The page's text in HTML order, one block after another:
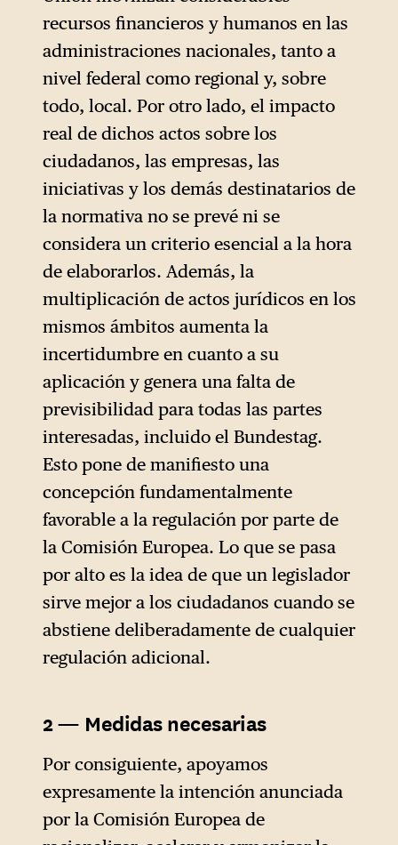
presidenta de la Comisión,
Ursula von der Leyen, inició
su segundo mandato con un
programa de simplificación
sistemática y de reducción
deliberada de la ambición
regulatoria de la Unión,
presentado como una
respuesta a las
preocupaciones de las
empresas y los Estados
miembros. Los resultados han
sido radicales: se han
debilitado las normas en
materia de sostenibilidad
empresarial y de diligencia
debida; se han ampliado los
plazos relativos a la venta de
vehículos con motores de
combustión; se han aplazado
o restringido las normas
relativas a la restauración de
la naturaleza y la
deforestación; y se ha
riesgo de desmantelar las
mismas normas que han
convertido a Europa en la
referencia mundial en materia
recursos financieros y humanos en las
administraciones nacionales, tanto a
nivel federal como regional y, sobre
todo, local. Por otro lado, el impacto
real de dichos actos sobre los
ciudadanos, las empresas, las
iniciativas y los demás destinatarios de
la normativa no se prevé ni se
considera un criterio esencial a la hora
de elaborarlos. Además, la
multiplicación de actos jurídicos en los
mismos ámbitos aumenta la
incertidumbre en cuanto a su
aplicación y genera una falta de
previsibilidad para todas las partes
interesadas, incluido el Bundestag.
Esto pone de manifiesto una
concepción fundamentalmente
favorable a la regulación por parte de
la Comisión Europea. Lo que se pasa
por alto es la idea de que un legislador
sirve mejor a los ciudadanos cuando se
abstiene deliberadamente de cualquier
regulación adicional.
2 — Medidas necesarias
Por consiguiente, apoyamos
expresamente la intención anunciada
por la Comisión Europea de